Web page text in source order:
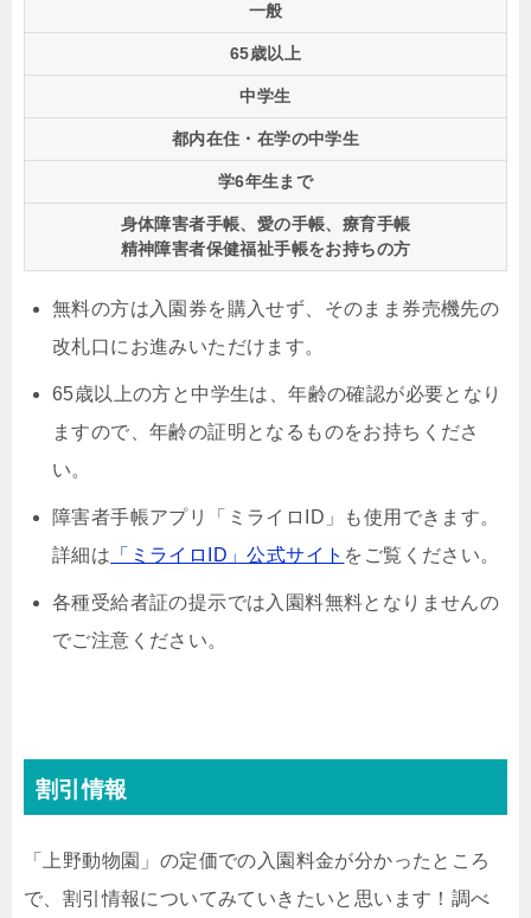
一般
65歳以上
中学生
都内在住・在学の中学生
学6年生まで
身体障害者手帳、愛の手帳、療育手帳
精神障害者保健福祉手帳をお持ちの方
無料の方は入園券を購入せず、そのまま券売機先の
改札口にお進みいただけます。
65歳以上の方と中学生は、年齢の確認が必要となり
ますので、年齢の証明となるものをお持ちくださ
い。
障害者手帳アプリ「ミライロID」も使用できます。
詳細は 「ミライロID」公式サイト をご覧ください。
各種受給者証の提示では入園料無料となりませんの
でご注意ください。
割引情報
「上野動物園」の定価での入園料金が分かったところ
で、割引情報についてみていきたいと思います！調べ